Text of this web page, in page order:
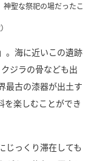
聖な祭祀の場だったこ
。海に近いこの遺跡
ジラの骨なども出
最古の漆器が出土す
を楽しむことができ
じっくり滞在しても